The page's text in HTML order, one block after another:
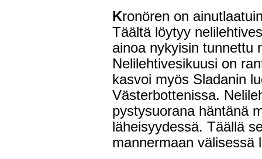
Kronören on
Täältä löytyy
ainoa nykyisin tunnettu
Nelilehtivesikuusi on
kasvoi myös Sladanin
Västerbottenissa.
pystysuorana häntänä
läheisyydessä. Täällä
mannermaan välisessä